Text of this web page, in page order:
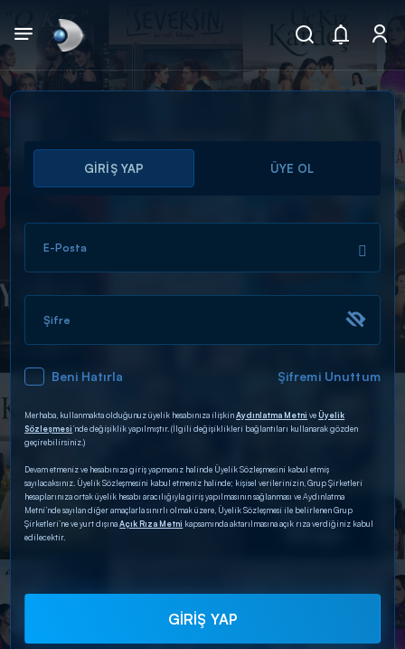
Arama
ARAMA SONUÇLARI
DİĞER SONUÇLAR
GİRİŞ YAP ÜYE OL
E-Posta
Şifre
Beni Hatırla Şifremi Unuttum
Merhaba, kullanmakta olduğunuz üyelik hesabınıza ilişkinAydınlatma Metni veÜyelik
Sözleşmesi’nde değişiklik yapılmıştır. (İlgili değişiklikleri bağlantıları kullanarak gözden
geçirebilirsiniz.)
Devam etmeniz ve hesabınıza giriş yapmanız halinde Üyelik Sözleşmesini kabul etmiş
sayılacaksınız. Üyelik Sözleşmesini kabul etmeniz halinde; kişisel verilerinizin, Grup Şirketleri
hesaplarınıza ortak üyelik hesabı aracılığıyla giriş yapılmasının sağlanması ve Aydınlatma
Metni’nde sayılan diğer amaçlarla sınırlı olmak üzere, Üyelik Sözleşmesi ile belirlenen Grup
Şirketleri’ne ve yurt dışınaAçık Rıza Metni kapsamında aktarılmasına açık rıza verdiğiniz kabul
edilecektir.
GİRİŞ YAP